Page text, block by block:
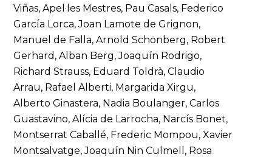
Viñas, Apel·les Mestres, Pau Casals, Federico
García Lorca, Joan Lamote de Grignon,
Manuel de Falla, Arnold Schönberg, Robert
Gerhard, Alban Berg, Joaquín Rodrigo,
Richard Strauss, Eduard Toldrà, Claudio
Arrau, Rafael Alberti, Margarida Xirgu,
Alberto Ginastera, Nadia Boulanger, Carlos
Guastavino, Alícia de Larrocha, Narcís Bonet,
Montserrat Caballé, Frederic Mompou, Xavier
Montsalvatge, Joaquín Nin Culmell, Rosa